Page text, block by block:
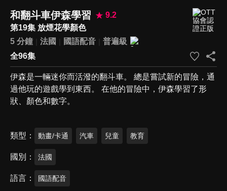
和翻斗車伊森學習
9.2
第19集 放煙花學顏色
5 分鐘
法國 國語配音
普遍級
全96集
伊森是一輛迷你而活潑的翻斗車。 總是嘗試新的冒險，通
過他玩的遊戲學到東西。 在他的冒險中，伊森學習了形
狀、顏色和數字。
類型 動畫/卡通 汽車 兒童 教育
國別 法國
語言 國語配音